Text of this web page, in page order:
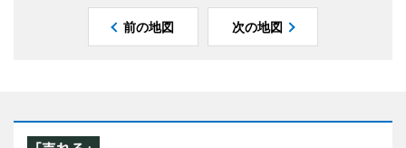
前の地図 次の地図